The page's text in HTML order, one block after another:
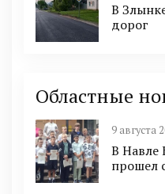
В
дорог
Областные
9 августа
В Навле
прошел